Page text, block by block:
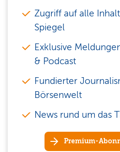
Zugriff auf alle
Spiegel
Exklusive
& Podcast
Fundierter
Börsenwelt
News rund um das
Premium-